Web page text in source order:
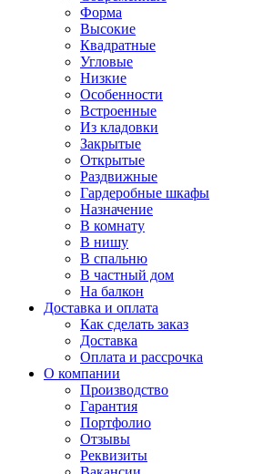
Форма
Высокие
Квадратные
Угловые
Низкие
Особенности
Встроенные
Из кладовки
Закрытые
Открытые
Раздвижные
Гардеробные шкафы
Назначение
В комнату
В нишу
В спальню
В частный дом
На балкон
Доставка и оплата
Как сделать заказ
Доставка
Оплата и рассрочка
О компании
Производство
Гарантия
Портфолио
Отзывы
Реквизиты